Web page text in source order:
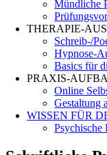
Mündliche
THERAPIE-
Schreib-/
Hypnose-
Basics für
PRAXIS-
Online
Gestaltung
WISSEN FÜR
Psychische